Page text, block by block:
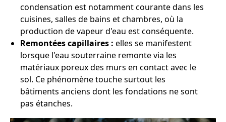
condensation est notamment courante dans les
cuisines, salles de bains et chambres, où la
production de vapeur d'eau est conséquente.
Remontées capillaires : elles se manifestent
lorsque l'eau souterraine remonte via les
matériaux poreux des murs en contact avec le
sol. Ce phénomène touche surtout les
bâtiments anciens dont les fondations ne sont
pas étanches.